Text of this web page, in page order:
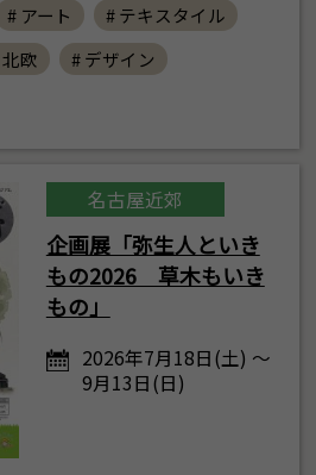
# アート
# テキスタイル
欧
# デザイン
名古屋近郊
企画展「弥生人といき
もの2026 草木もいき
もの」
2026年7月18日(土) ～
9月13日(日)